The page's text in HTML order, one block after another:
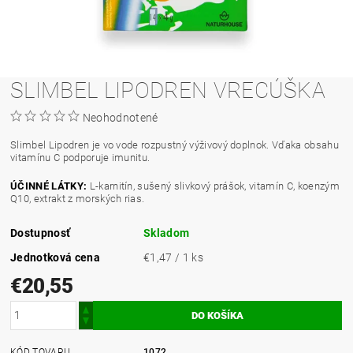
SLIMBEL LIPODREN VRECÚŠKA
Neohodnotené
Slimbel Lipodren je vo vode rozpustný výživový doplnok. Vďaka obsahu
vitamínu C podporuje imunitu.
ÚČINNÉ LÁTKY: L-karnitín, sušený slivkový prášok, vitamín C, koenzým
Q10, extrakt z morských rias.
Dostupnosť
Skladom
Jednotková cena
€1,47 / 1 ks
€20,55